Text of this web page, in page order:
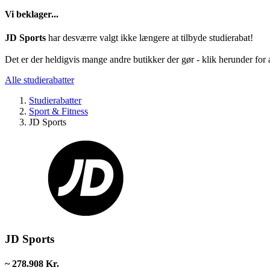
Vi beklager...
JD Sports har desværre valgt ikke længere at tilbyde studierabat!
Det er der heldigvis mange andre butikker der gør - klik herunder for
Alle studierabatter
Studierabatter
Sport & Fitness
JD Sports
JD Sports
~ 278.908 Kr.